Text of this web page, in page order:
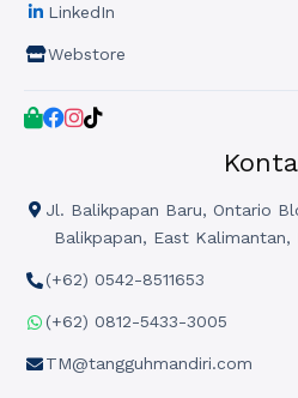
LinkedIn
Webstore
Jl. Balikpapan Baru, Ontario
Balikpapan, East Kalimantan,
(+62) 0542-8511653
(+62) 0812-5433-3005
TM@tangguhmandiri.com